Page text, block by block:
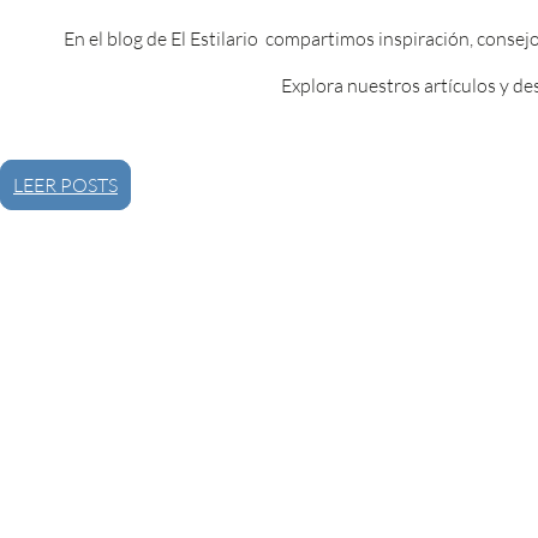
En el blog de El Estilario compartimos inspiración,
Explora nuestros artículos y
LEER POSTS